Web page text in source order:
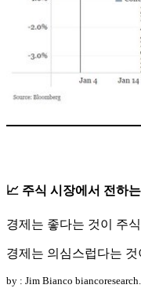
📈 주식 시장에서 전하
경제는 좋다는 것이 주
경제는 의심스럽다는
by : Jim Bianco